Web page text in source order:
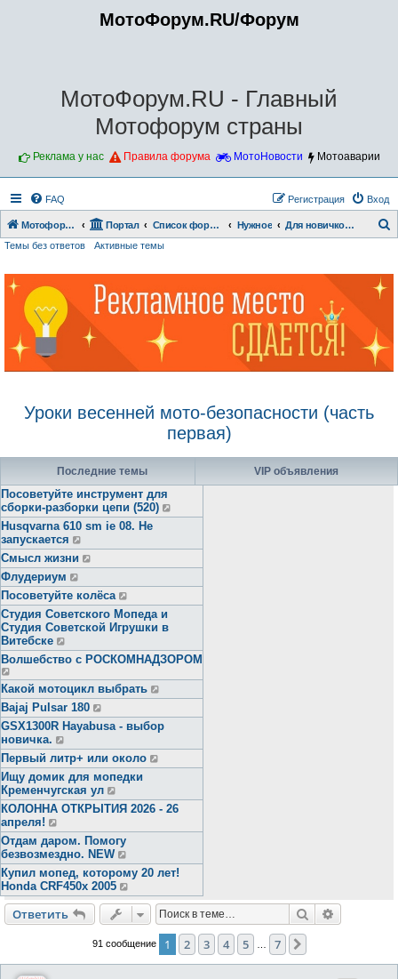
МотоФорум.RU/Форум
МотоФорум.RU - Главный
Мотофорум страны
Реклама у нас Правила форума МотоНовости Мотоаварии
FAQ Вход
Регистрация
Мотофорум.RU Портал Список форумов Нужное Для новичков!!!
Темы без ответов Активные темы
Уроки весенней мото-безопасности (часть
первая)
Последние темы
Посоветуйте инструмент для
сборки-разборки цепи (520)
Husqvarna 610 sm ie 08. Не
запускается
Смысл жизни
Флудериум
Посоветуйте колёса
Студия Советского Мопеда и
Студия Советской Игрушки в
Витебске
Волшебство с РОСКОМНАДЗОРОМ
Какой мотоцикл выбрать
Bajaj Pulsar 180
GSX1300R Hayabusa - выбор
новичка.
Первый литр+ или около
Ищу домик для мопедки
Кременчугская ул
КОЛОННА ОТКРЫТИЯ 2026 - 26
апреля!
Отдам даром. Помогу
безвозмездно. NEW
Купил мопед, которому 20 лет!
Honda CRF450x 2005
VIP объявления
Ответить Поиск
91 сообщение 1 2 3 4 5 7